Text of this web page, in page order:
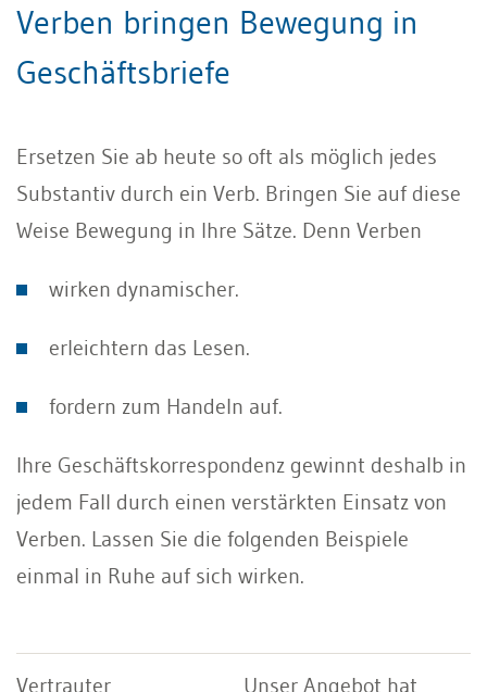
Verben bringen Bewegung in
Geschäftsbriefe
Ersetzen Sie ab heute so oft als möglich jedes
Substantiv durch ein Verb. Bringen Sie auf diese
Weise Bewegung in Ihre Sätze. Denn Verben
wirken dynamischer.
erleichtern das Lesen.
fordern zum Handeln auf.
Ihre Geschäftskorrespondenz gewinnt deshalb in
jedem Fall durch einen verstärkten Einsatz von
Verben. Lassen Sie die folgenden Beispiele
einmal in Ruhe auf sich wirken.
Unser Angebot hat